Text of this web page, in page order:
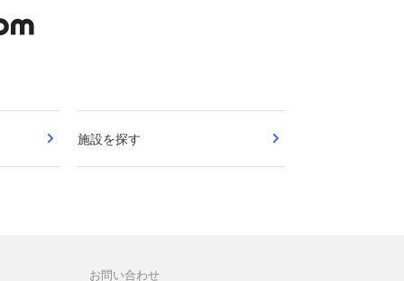
施設を探す
お問い合わせ